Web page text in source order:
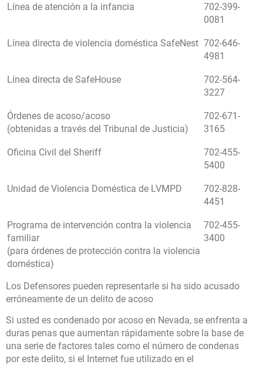
Línea de atención a la infancia
702-399-
0081
Línea directa de violencia doméstica SafeNest 702-646-
4981
Línea directa de SafeHouse
702-564-
3227
Órdenes de acoso/acoso
(obtenidas a través del Tribunal de Justicia)
702-671-
3165
Oficina Civil del Sheriff
702-455-
5400
Unidad de Violencia Doméstica de LVMPD
702-828-
4451
Programa de intervención contra la violencia
familiar
(para órdenes de protección contra la violencia
doméstica)
702-455-
3400
Los Defensores pueden representarle si ha sido acusado
erróneamente de un delito de acoso
Si usted es condenado por acoso en Nevada, se enfrenta a
duras penas que aumentan rápidamente sobre la base de
una serie de factores tales como el número de condenas
por este delito, si el Internet fue utilizado en el